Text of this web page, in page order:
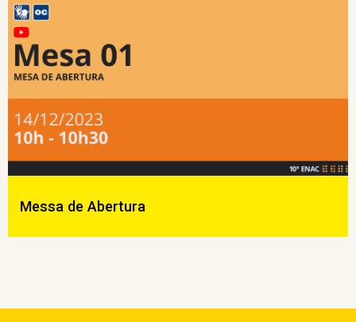
Messa de Abertura